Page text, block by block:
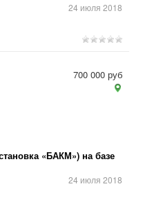
24 июля 2018
«БАКМ») на базе
24 июля 2018
700 000 руб